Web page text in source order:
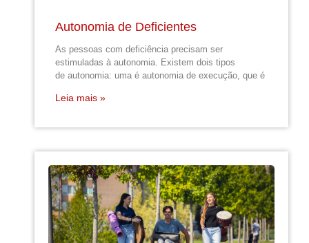
Autonomia de Deficientes
As pessoas com deficiência precisam ser
estimuladas à autonomia. Existem dois tipos
de autonomia: uma é autonomia de execução, que é
Leia mais »